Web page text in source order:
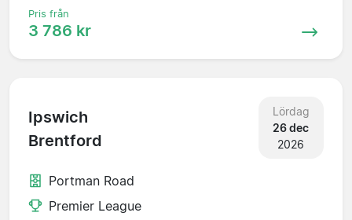
Pris från
3 786 kr
Ipswich
Brentford
Lördag
26 dec
2026
Portman Road
Premier League